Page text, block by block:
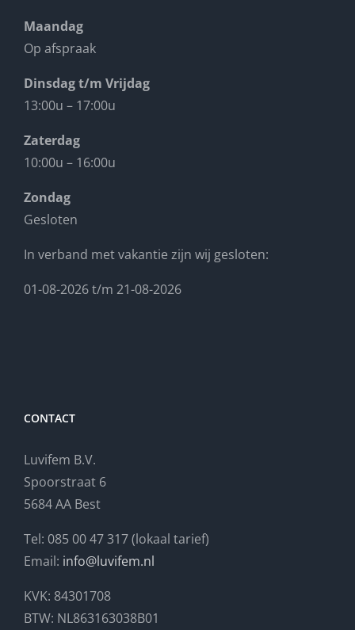
Maandag
Op afspraak
Dinsdag t/m Vrijdag
13:00u – 17:00u
Zaterdag
10:00u – 16:00u
Zondag
Gesloten
In verband met vakantie zijn wij gesloten:
01-08-2026 t/m 21-08-2026
CONTACT
Luvifem B.V.
Spoorstraat 6
5684 AA Best
Tel: 085 00 47 317 (lokaal tarief)
Email: info@luvifem.nl
KVK: 84301708
BTW: NL863163038B01